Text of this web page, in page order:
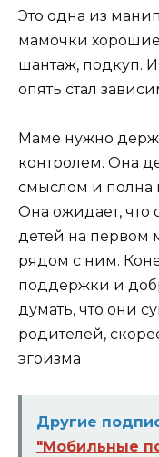
Это одна из
мамочки
шантаж, подкуп.
опять стал
Маме нужно
контролем. Она
смыслом и полна
Она ожидает, что
детей на первом
рядом с ним.
поддержки и
думать, что они
родителей,
эгоизма
Другие
"Мобильные